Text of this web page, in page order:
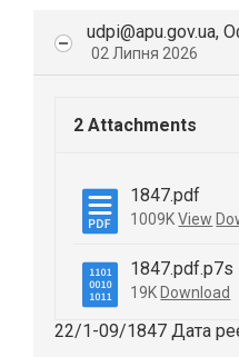
udpi@apu.gov.ua,
02 Липня 2026
2 Attachments
1847.pdf
1009KView
1847.pdf.p7s
19K Download
22/1-09/1847 Дата